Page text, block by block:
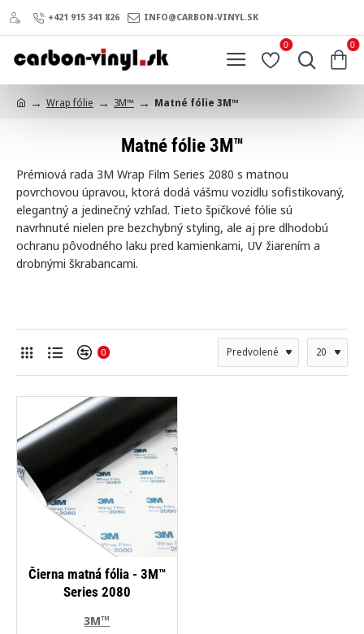
+421 915 341 826 INFO@CARBON-VINYL.SK
0 0
Wrap fólie 3M™ Matné fólie 3M™
Matné fólie 3M™
Prémiová rada 3M Wrap Film Series 2080 s matnou
povrchovou úpravou, ktorá dodá vášmu vozidlu sofistikovaný,
elegantný a jedinečný vzhľad. Tieto špičkové fólie sú
navrhnuté nielen pre bezchybný styling, ale aj pre dlhodobú
ochranu pôvodného laku pred kamienkami, UV žiarením a
drobnými škrabancami.
0
NOVINKA
3M™
Čierna matná fólia - 3M™
Series 2080